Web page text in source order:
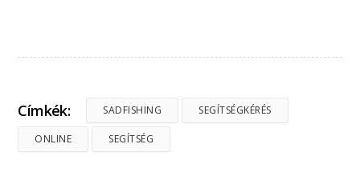
Címkék: SADFISHING SEGÍTSÉGKÉRÉS
ONLINE SEGÍTSÉG